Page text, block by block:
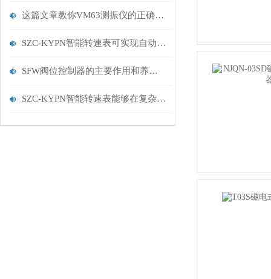
这篇文章教你VM63测振仪的正确使用步骤
SZC-KYPN智能转速表可实现自动化测试和数据处理
SFW阀位控制器的主要作用和养护工作为您详细介绍
SZC-KYPN智能转速表能够在复杂的工业环境中稳定工作